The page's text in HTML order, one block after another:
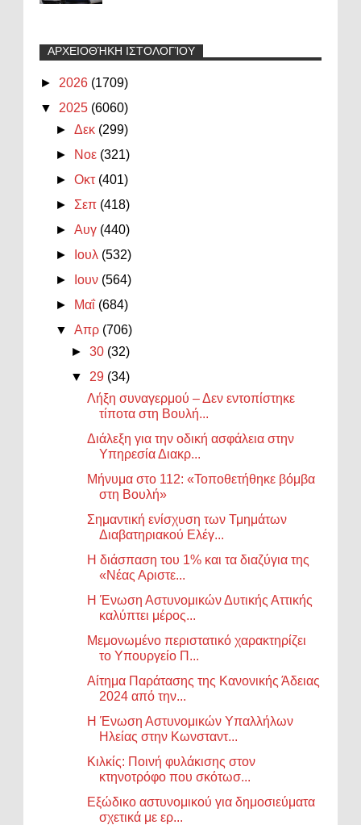
ΑΡΧΕΙΟΘΉΚΗ ΙΣΤΟΛΟΓΊΟΥ
► 2026 (1709)
▼ 2025 (6060)
►Δεκ (299)
►
Νοε (321)
►Οκτ (401)
► Σεπ (418)
►Αυγ (440)
►
Ιουλ (532)
►
Ιουν (564)
►
Μαΐ (684)
▼Απρ (706)
►30 (32)
▼ 29 (34)
Λήξη συναγερμού – Δεν εντοπίστηκε
τίποτα στη Βουλή...
Διάλεξη για την οδική ασφάλεια στην
Υπηρεσία Διακρ...
Μήνυμα στο 112: «Τοποθετήθηκε βόμβα
στη Βουλή»
Σημαντική ενίσχυση των Τμημάτων
Διαβατηριακού Ελέγ...
Η διάσπαση του 1% και τα διαζύγια της
«Νέας Αριστε...
Η Ένωση Αστυνομικών Δυτικής Αττικής
καλύπτει μέρος...
Μεμονωμένο περιστατικό χαρακτηρίζει
το Υπουργείο Π...
Αίτημα Παράτασης της Κανονικής Άδειας
2024 από την...
Η Ένωση Αστυνομικών Υπαλλήλων
Ηλείας στην Κωνσταντ...
Κιλκίς: Ποινή φυλάκισης στον
κτηνοτρόφο που σκότωσ...
Εξώδικο αστυνομικού για δημοσιεύματα
σχετικά με ερ...